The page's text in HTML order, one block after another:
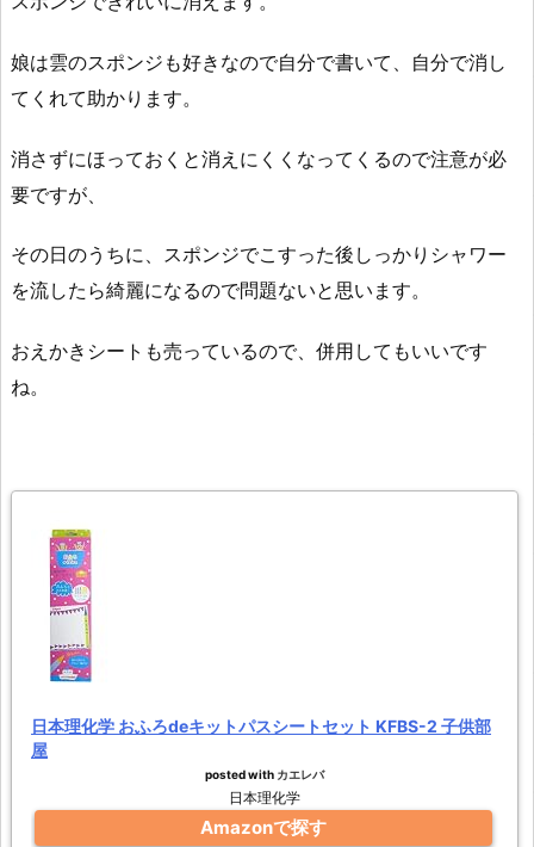
娘は雲のスポンジも好きなので自分で書いて、自分で消し
てくれて助かります。
消さずにほっておくと消えにくくなってくるので注意が必
要ですが、
その日のうちに、スポンジでこすった後しっかりシャワー
を流したら綺麗になるので問題ないと思います。
おえかきシートも売っているので、併用してもいいです
ね。
日本理化学 おふろdeキットパスシートセット KFBS-2 子供部
屋
posted with カエレバ
日本理化学
Amazonで探す